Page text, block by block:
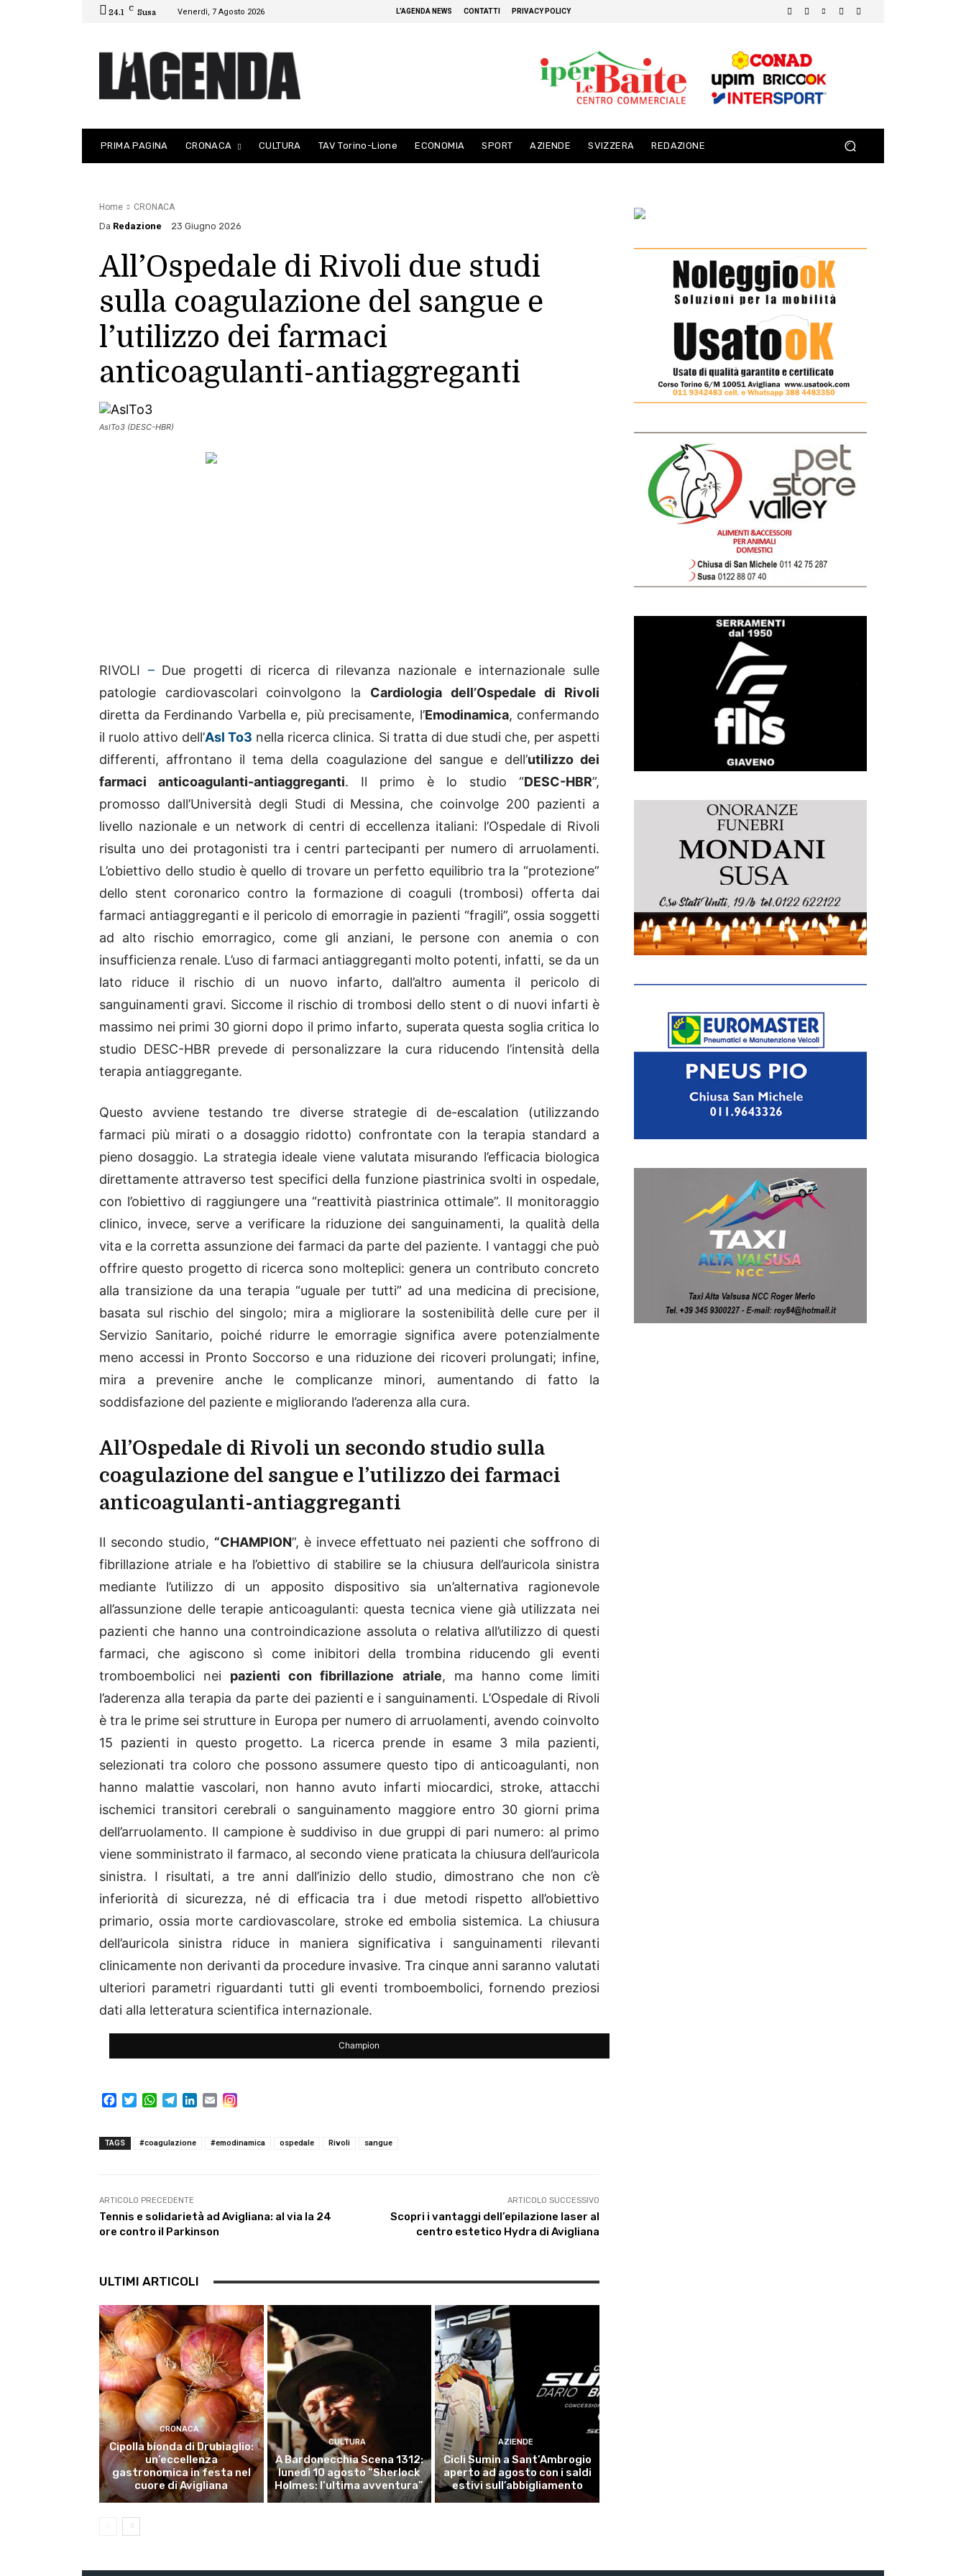
24.1 C Susa Venerdì, 7 Agosto 2026 L’AGENDA NEWS CONTATTI PRIVACY POLICY
PRIMA PAGINA CRONACA CULTURA TAV Torino-Lione ECONOMIA SPORT AZIENDE SVIZZERA REDAZIONE
Home CRONACA
Da Redazione 23 Giugno 2026
All’Ospedale di Rivoli due studi
sulla coagulazione del sangue e
l’utilizzo dei farmaci
anticoagulanti-antiaggreganti
AslTo3 (DESC-HBR)
RIVOLI –Due progetti di ricerca di rilevanza nazionale e internazionale sulle
patologie cardiovascolari coinvolgono la Cardiologia dell’Ospedale di Rivoli
diretta da Ferdinando Varbella e, più precisamente, l’Emodinamica, confermando
il ruolo attivo dell’Asl To3 nella ricerca clinica. Si tratta di due studi che, per aspetti
differenti, affrontano il tema della coagulazione del sangue e dell’utilizzo dei
farmaci anticoagulanti-antiaggreganti. Il primo è lo studio “DESC-HBR”,
promosso dall’Università degli Studi di Messina, che coinvolge 200 pazienti a
livello nazionale e un network di centri di eccellenza italiani: l’Ospedale di Rivoli
risulta uno dei protagonisti tra i centri partecipanti per numero di arruolamenti.
L’obiettivo dello studio è quello di trovare un perfetto equilibrio tra la “protezione”
dello stent coronarico contro la formazione di coaguli (trombosi) offerta dai
farmaci antiaggreganti e il pericolo di emorragie in pazienti “fragili”, ossia soggetti
ad alto rischio emorragico, come gli anziani, le persone con anemia o con
insufficienza renale. L’uso di farmaci antiaggreganti molto potenti, infatti, se da un
lato riduce il rischio di un nuovo infarto, dall’altro aumenta il pericolo di
sanguinamenti gravi. Siccome il rischio di trombosi dello stent o di nuovi infarti è
massimo nei primi 30 giorni dopo il primo infarto, superata questa soglia critica lo
studio DESC-HBR prevede di personalizzare la cura riducendo l’intensità della
terapia antiaggregante.
Questo avviene testando tre diverse strategie di de-escalation (utilizzando
farmaci più mirati o a dosaggio ridotto) confrontate con la terapia standard a
pieno dosaggio. La strategia ideale viene valutata misurando l’efficacia biologica
direttamente attraverso test specifici della funzione piastrinica svolti in ospedale,
con l’obiettivo di raggiungere una “reattività piastrinica ottimale”. Il monitoraggio
clinico, invece, serve a verificare la riduzione dei sanguinamenti, la qualità della
vita e la corretta assunzione dei farmaci da parte del paziente. I vantaggi che può
offrire questo progetto di ricerca sono molteplici: genera un contributo concreto
alla transizione da una terapia “uguale per tutti” ad una medicina di precisione,
basata sul rischio del singolo; mira a migliorare la sostenibilità delle cure per il
Servizio Sanitario, poiché ridurre le emorragie significa avere potenzialmente
meno accessi in Pronto Soccorso e una riduzione dei ricoveri prolungati; infine,
mira a prevenire anche le complicanze minori, aumentando di fatto la
soddisfazione del paziente e migliorando l’aderenza alla cura.
All’Ospedale di Rivoli un secondo studio sulla
coagulazione del sangue e l’utilizzo dei farmaci
anticoagulanti-antiaggreganti
Il secondo studio, “CHAMPION”, è invece effettuato nei pazienti che soffrono di
fibrillazione atriale e ha l’obiettivo di stabilire se la chiusura dell’auricola sinistra
mediante l’utilizzo di un apposito dispositivo sia un’alternativa ragionevole
all’assunzione delle terapie anticoagulanti: questa tecnica viene già utilizzata nei
pazienti che hanno una controindicazione assoluta o relativa all’utilizzo di questi
farmaci, che agiscono sì come inibitori della trombina riducendo gli eventi
tromboembolici nei pazienti con fibrillazione atriale, ma hanno come limiti
l’aderenza alla terapia da parte dei pazienti e i sanguinamenti. L’Ospedale di Rivoli
è tra le prime sei strutture in Europa per numero di arruolamenti, avendo coinvolto
15 pazienti in questo progetto. La ricerca prende in esame 3 mila pazienti,
selezionati tra coloro che possono assumere questo tipo di anticoagulanti, non
hanno malattie vascolari, non hanno avuto infarti miocardici, stroke, attacchi
ischemici transitori cerebrali o sanguinamento maggiore entro 30 giorni prima
dell’arruolamento. Il campione è suddiviso in due gruppi di pari numero: al primo
viene somministrato il farmaco, al secondo viene praticata la chiusura dell’auricola
sinistra. I risultati, a tre anni dall’inizio dello studio, dimostrano che non c’è
inferiorità di sicurezza, né di efficacia tra i due metodi rispetto all’obiettivo
primario, ossia morte cardiovascolare, stroke ed embolia sistemica. La chiusura
dell’auricola sinistra riduce in maniera significativa i sanguinamenti rilevanti
clinicamente non derivanti da procedure invasive. Tra cinque anni saranno valutati
ulteriori parametri riguardanti tutti gli eventi tromboembolici, fornendo preziosi
dati alla letteratura scientifica internazionale.
Champion
e
k
t
W
t
p
e
m
E
i
TAGS #coagulazione #emodinamica ospedale Rivoli sangue
ARTICOLO PRECEDENTE
Tennis e solidarietà ad Avigliana: al via la 24
ore contro il Parkinson
ARTICOLO SUCCESSIVO
Scopri i vantaggi dell’epilazione laser al
centro estetico Hydra di Avigliana
ULTIMI ARTICOLI
CRONACA
Cipolla bionda di Drubiaglio:
un’eccellenza
gastronomica in festa nel
cuore di Avigliana
CULTURA
A Bardonecchia Scena 1312:
lunedì 10 agosto “Sherlock
Holmes: l’ultima avventura”
AZIENDE
Cicli Sumin a Sant’Ambrogio
aperto ad agosto con i saldi
estivi sull’abbigliamento